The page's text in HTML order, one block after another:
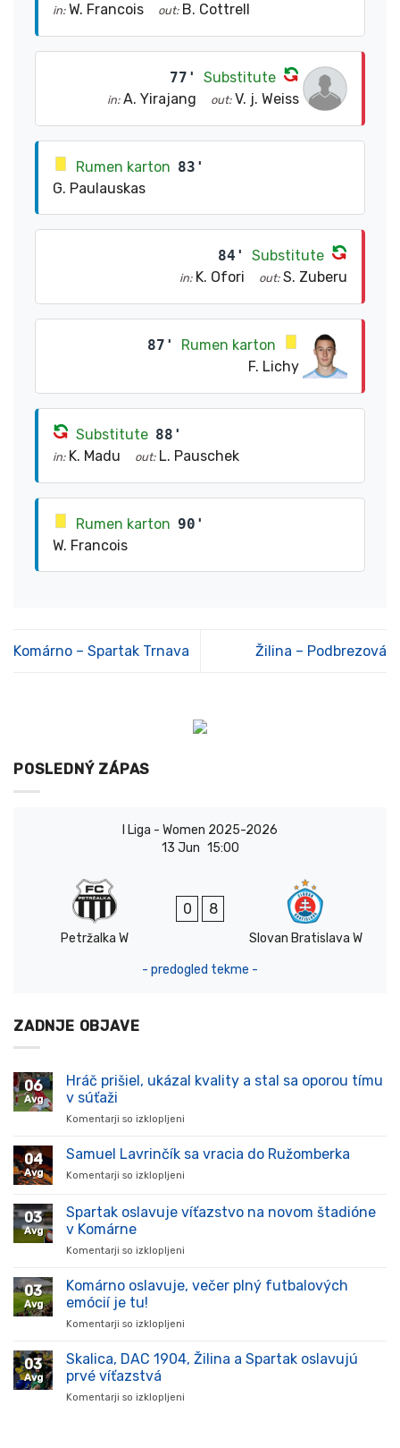
in: W. Francois out: B. Cottrell
77' Substitute
in: A. Yirajang out: V. j. Weiss
Rumen karton 83'
G. Paulauskas
84' Substitute
in: K. Ofori out: S. Zuberu
87'
Rumen karton
F. Lichy
Substitute 88'
in: K. Madu out: L. Pauschek
Rumen karton 90'
W. Francois
Komárno – Spartak Trnava Žilina – Podbrezová
POSLEDNÝ ZÁPAS
I Liga - Women 2025-2026
13 Jun 15:00
Petržalka W
0 8
Slovan Bratislava W
- predogled tekme -
ZADNJE OBJAVE
06
Avg
Hráč prišiel, ukázal kvality a stal sa oporou tímu
v súťaži
Komentarji so izklopljeni
prišiel,
stal
súťaži
04
Avg
Samuel Lavrinčík sa vracia do Ružomberka
Komentarji so izklopljeni
Lavrinčík
03
Avg
Spartak oslavuje víťazstvo na novom štadióne
v Komárne
Komentarji so izklopljeni
oslavuje
v
03
Avg
Komárno oslavuje, večer plný futbalových
emócií je tu!
Komentarji so izklopljeni
oslavuje,
03
Avg
Skalica, DAC 1904, Žilina a Spartak oslavujú
prvé víťazstvá
Komentarji so izklopljeni